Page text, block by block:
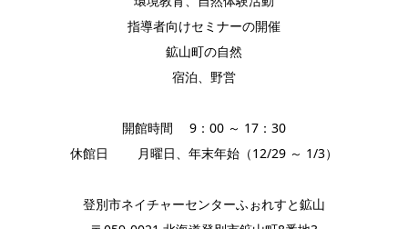
指導者向けセミナーの開催
鉱山町の自然
宿泊、野営
開館時間 9：00 ～ 17：30
休館日 月曜日、年末年始（12/29 ～ 1/3）
登別市ネイチャーセンターふぉれすと鉱山